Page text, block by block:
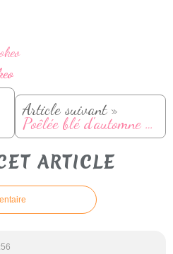
Article suivant »
Poêlée blé d'automne au poulet et raisins
ARTICLE